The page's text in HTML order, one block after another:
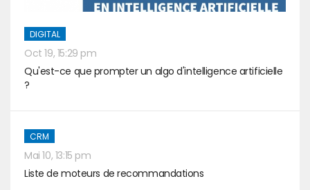
DIGITAL
Oct 19, 15:29 pm
Qu'est-ce que prompter un algo d'intelligence artificielle
?
CRM
Mai 10, 13:15 pm
Liste de moteurs de recommandations